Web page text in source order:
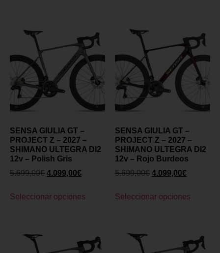
SENSA GIULIA GT –
PROJECT Z – 2027 –
SHIMANO ULTEGRA DI2
12v – Polish Gris
5.699,00€ 4.099,00€
Seleccionar opciones
SENSA GIULIA GT –
PROJECT Z – 2027 –
SHIMANO ULTEGRA DI2
12v – Rojo Burdeos
5.699,00€ 4.099,00€
Seleccionar opciones